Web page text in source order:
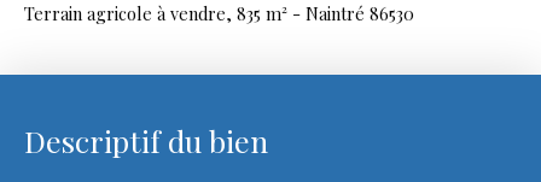
Terrain agricole à vendre, 835 m² - Naintré 86530
Descriptif du bien